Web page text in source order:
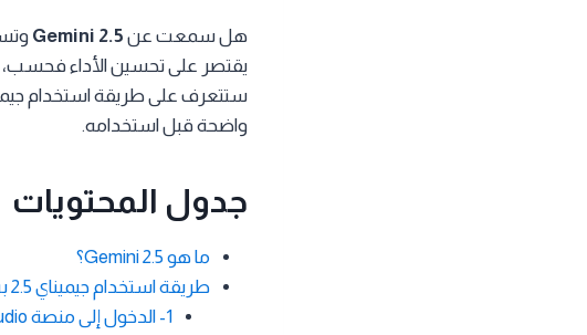
هل سمعت عن Gemini 2.5
يقتصر على تحسين الأداء فحسب،
واضحة قبل استخدامه.
جدول المحتويات
ما هو Gemini 2.5؟
طريقة استخدام جيميناي 2.5 بشكل مجاني
1- الدخول إلى منصة Google AI Studio